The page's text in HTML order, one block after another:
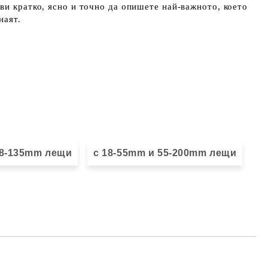
кратко, ясно и точно да опишете най-важното, което
135mm лещи с 18-55mm и 55-200mm лещи